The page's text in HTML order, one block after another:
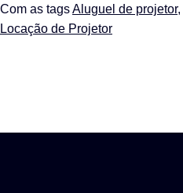
Com as tagsAluguel de projetor,
Locação de Projetor